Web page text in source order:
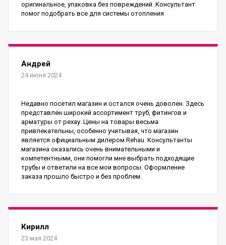
оригинальное, упаковка без повреждений. Консультант
помог подобрать все для системы отопления
Андрей
24 июня 2024
Недавно посетил магазин и остался очень доволен. Здесь
представлен широкий ассортимент труб, фитингов и
арматуры от рехау. Цены на товары весьма
привлекательны, особенно учитывая, что магазин
является официальным дилером Rehau. Консультанты
магазина оказались очень внимательными и
компетентными, они помогли мне выбрать подходящие
трубы и ответили на все мои вопросы. Оформление
заказа прошло быстро и без проблем.
Кирилл
23 мая 2024